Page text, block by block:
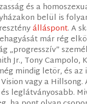
és a
belül is
álláspont. A
már rég
„progresszív”
Jr., Tony
mindig letör, és
vagy a Hillsong.
leglátványosabb.